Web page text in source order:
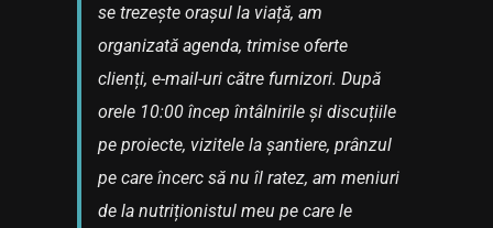
se trezește orașul la viață, am
organizată agenda, trimise oferte
clienți, e-mail-uri către furnizori. După
orele 10:00 încep întâlnirile și discuțiile
pe proiecte, vizitele la șantiere, prânzul
pe care încerc să nu îl ratez, am meniuri
de la nutriționistul meu pe care le